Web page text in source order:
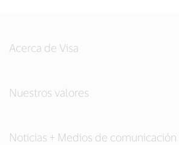
Acerca de Visa
Nuestros valores
Noticias + Medios de comunicación